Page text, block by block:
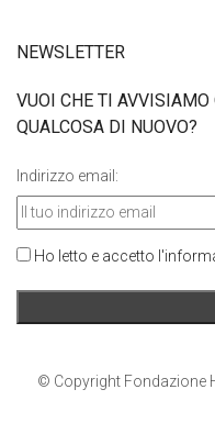
NEWSLETTER
VUOI CHE TI
QUALCOSA DI NUOVO?
Indirizzo email:
Ho letto e accetto
© Copyright Fondazione